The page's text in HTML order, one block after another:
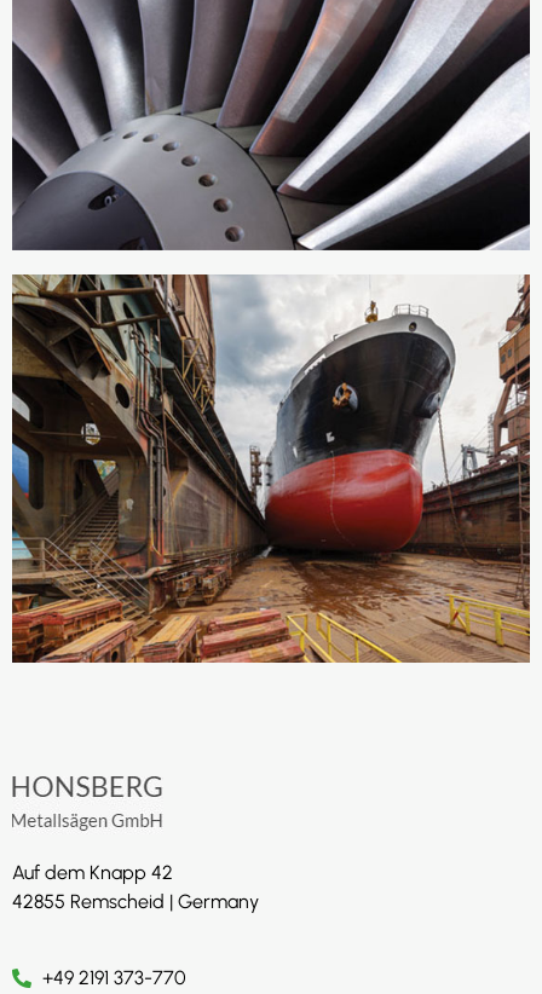
Auf dem Knapp 42
42855 Remscheid | Germany
+49 2191 373-770